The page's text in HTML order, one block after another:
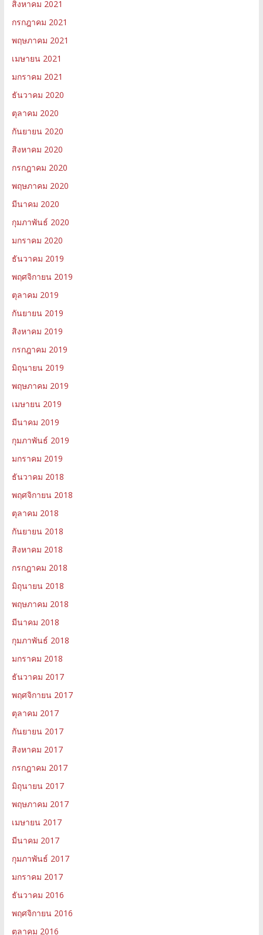
สิงหาคม 2021
กรกฎาคม 2021
พฤษภาคม 2021
เมษายน 2021
มกราคม 2021
ธันวาคม 2020
ตุลาคม 2020
กันยายน 2020
สิงหาคม 2020
กรกฎาคม 2020
พฤษภาคม 2020
มีนาคม 2020
กุมภาพันธ์ 2020
มกราคม 2020
ธันวาคม 2019
พฤศจิกายน 2019
ตุลาคม 2019
กันยายน 2019
สิงหาคม 2019
กรกฎาคม 2019
มิถุนายน 2019
พฤษภาคม 2019
เมษายน 2019
มีนาคม 2019
กุมภาพันธ์ 2019
มกราคม 2019
ธันวาคม 2018
พฤศจิกายน 2018
ตุลาคม 2018
กันยายน 2018
สิงหาคม 2018
กรกฎาคม 2018
มิถุนายน 2018
พฤษภาคม 2018
มีนาคม 2018
กุมภาพันธ์ 2018
มกราคม 2018
ธันวาคม 2017
พฤศจิกายน 2017
ตุลาคม 2017
กันยายน 2017
สิงหาคม 2017
กรกฎาคม 2017
มิถุนายน 2017
พฤษภาคม 2017
เมษายน 2017
มีนาคม 2017
กุมภาพันธ์ 2017
มกราคม 2017
ธันวาคม 2016
พฤศจิกายน 2016
ตุลาคม 2016